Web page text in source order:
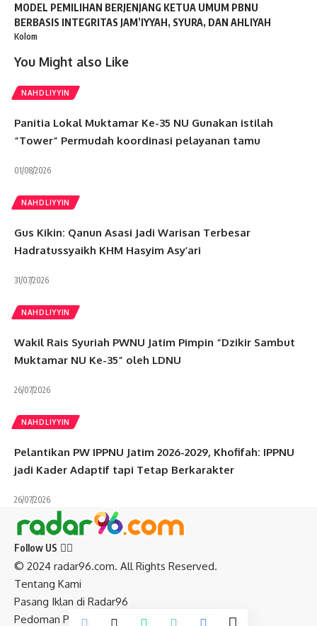
MODEL PEMILIHAN BERJENJANG KETUA UMUM PBNU
BERBASIS INTEGRITAS JAM’IYYAH, SYURA, DAN AHLIYAH
Kolom
You Might also Like
NAHDLIYYIN
Panitia Lokal Muktamar Ke-35 NU Gunakan istilah
“Tower” Permudah koordinasi pelayanan tamu
01/08/2026
NAHDLIYYIN
Gus Kikin: Qanun Asasi Jadi Warisan Terbesar
Hadratussyaikh KHM Hasyim Asy’ari
31/07/2026
NAHDLIYYIN
Wakil Rais Syuriah PWNU Jatim Pimpin “Dzikir Sambut
Muktamar NU Ke-35” oleh LDNU
26/07/2026
NAHDLIYYIN
Pelantikan PW IPPNU Jatim 2026-2029, Khofifah: IPPNU
jadi Kader Adaptif tapi Tetap Berkarakter
26/07/2026
Follow US
© 2024 radar96.com. All Rights Reserved.
Tentang Kami
Pasang Iklan di Radar96
Pedoman Pemberitaan Media Siber